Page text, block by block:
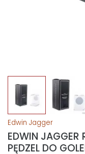
Edwin Jagger
EDWIN JAGGER
PĘDZEL DO